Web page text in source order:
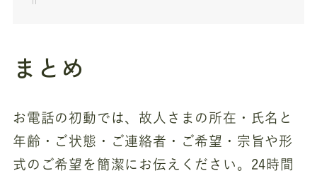
まとめ
お電話の初動では、故人さまの所在・氏名と
年齢・ご状態・ご連絡者・ご希望・宗旨や形
式のご希望を簡潔にお伝えください。24時間